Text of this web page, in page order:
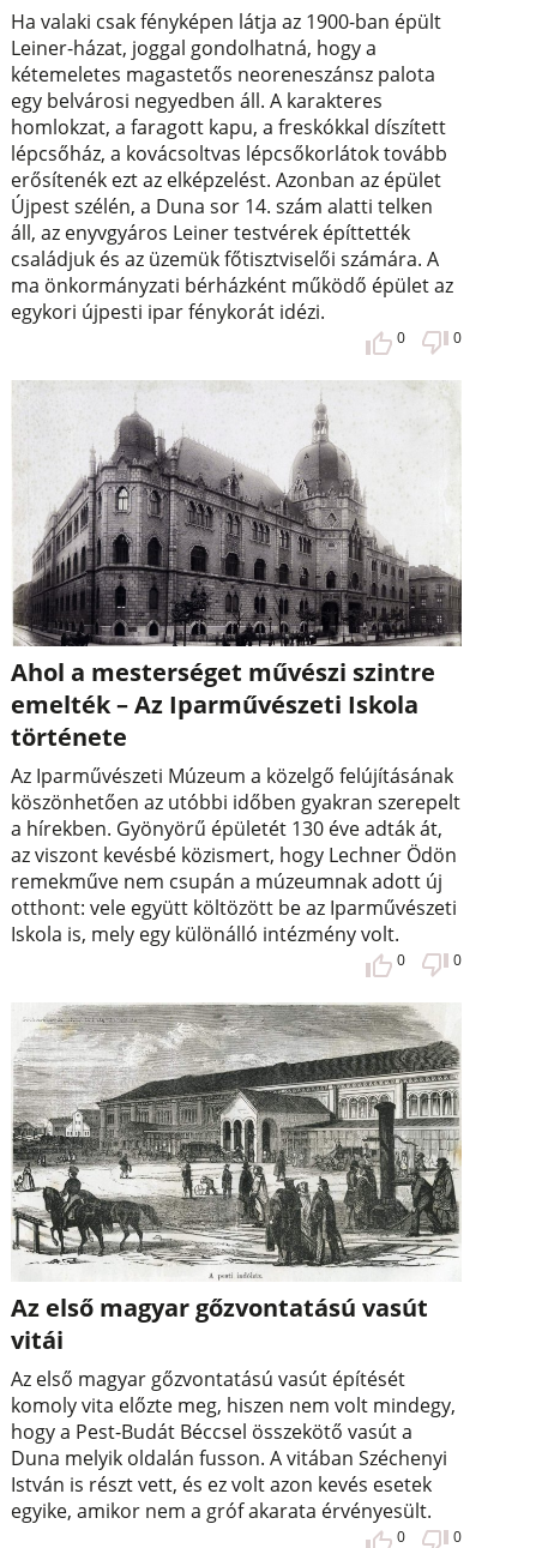
Ha valaki csak fényképen látja az 1900-ban épült
Leiner-házat, joggal gondolhatná, hogy a
kétemeletes magastetős neoreneszánsz palota
egy belvárosi negyedben áll. A karakteres
homlokzat, a faragott kapu, a freskókkal díszített
lépcsőház, a kovácsoltvas lépcsőkorlátok tovább
erősítenék ezt az elképzelést. Azonban az épület
Újpest szélén, a Duna sor 14. szám alatti telken
áll, az enyvgyáros Leiner testvérek építtették
családjuk és az üzemük főtisztviselői számára. A
ma önkormányzati bérházként működő épület az
egykori újpesti ipar fénykorát idézi.
0 0
Ahol a mesterséget művészi szintre
emelték – Az Iparművészeti Iskola
története
Az Iparművészeti Múzeum a közelgő felújításának
köszönhetően az utóbbi időben gyakran szerepelt
a hírekben. Gyönyörű épületét 130 éve adták át,
az viszont kevésbé közismert, hogy Lechner Ödön
remekműve nem csupán a múzeumnak adott új
otthont: vele együtt költözött be az Iparművészeti
Iskola is, mely egy különálló intézmény volt.
0 0
Az első magyar gőzvontatású vasút
vitái
Az első magyar gőzvontatású vasút építését
komoly vita előzte meg, hiszen nem volt mindegy,
hogy a Pest-Budát Béccsel összekötő vasút a
Duna melyik oldalán fusson. A vitában Széchenyi
István is részt vett, és ez volt azon kevés esetek
egyike, amikor nem a gróf akarata érvényesült.
0 0